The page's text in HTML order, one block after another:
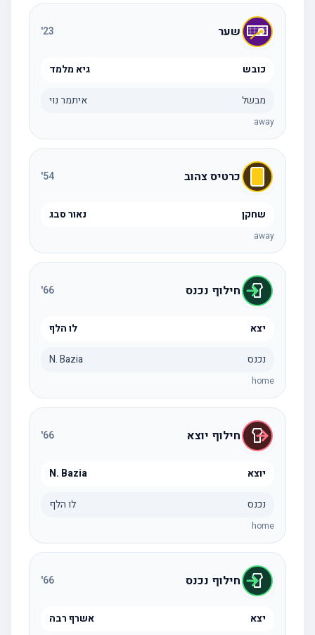
שער 23
'
כובש גיא מלמד
מבשל איתמר נוי
away
כרטיס צהוב 54
'
שחקן נאור סבג
away
חילוף נכנס 66
'
יצא לו הלף
נכנס N. Bazia
home
חילוף יוצא 66
'
יוצא N. Bazia
נכנס לו הלף
home
חילוף נכנס 66
'
יצא אשרף רבה